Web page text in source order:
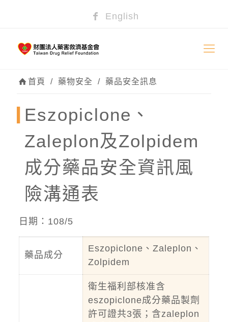
English
首頁 / 藥物安全 / 藥品安全訊息
Eszopiclone、
Zaleplon及Zolpidem
成分藥品安全資訊風
險溝通表
日期：108/5
藥品成分
Eszopiclone、Zaleplon、
Zolpidem
衛生福利部核准含
eszopiclone成分藥品製劑
許可證共3張；含zaleplon